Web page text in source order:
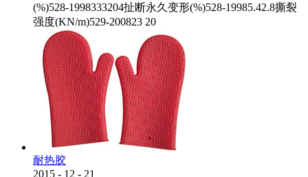
(%)528-1998333204扯断永久变形(%)528-19985.42.8撕裂
强度(KN/m)529-200823 20
耐热胶
2015 - 12 - 21